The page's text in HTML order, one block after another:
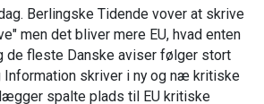
Berlingske Tidende vover at skrive
men det bliver mere EU, hvad enten
de fleste Danske aviser følger stort
Information skriver i ny og næ kritiske
spalte plads til EU kritiske